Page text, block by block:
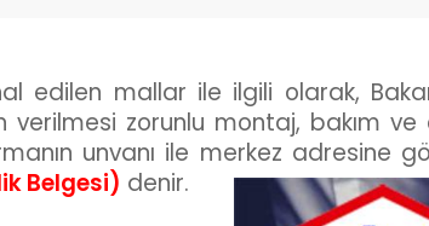
edilen mallar ile ilgili olarak,
zorunlu montaj, bakım
unvanı ile merkez adresine
Belgesi) denir.